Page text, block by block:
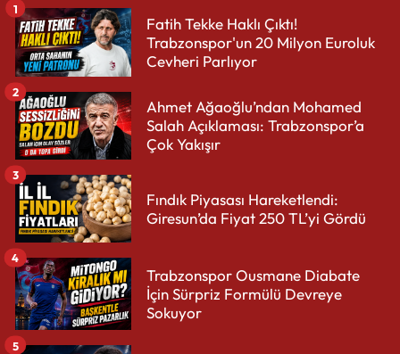
Fatih Tekke Haklı Çıktı!
Trabzonspor'un 20 Milyon Euroluk
Cevheri Parlıyor
1
Ahmet Ağaoğlu’ndan Mohamed
Salah Açıklaması: Trabzonspor’a
Çok Yakışır
2
Fındık Piyasası Hareketlendi:
Giresun’da Fiyat 250 TL’yi Gördü
3
Trabzonspor Ousmane Diabate
İçin Sürpriz Formülü Devreye
Sokuyor
4
5